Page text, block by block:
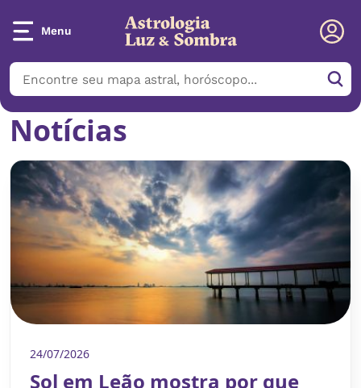
Menu
Notícias
24/07/2026
Sol em Leão mostra por que